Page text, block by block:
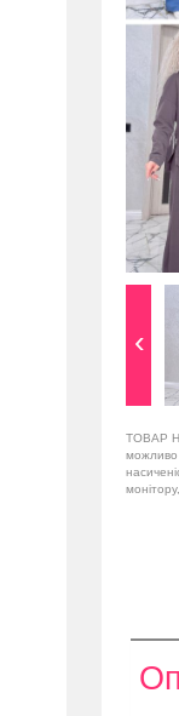
ТОВАР
можливо